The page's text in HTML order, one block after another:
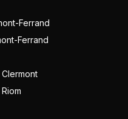
Ferrand
Ferrand